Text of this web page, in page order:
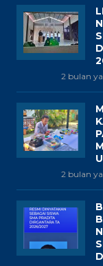
2 bulan
2 bulan